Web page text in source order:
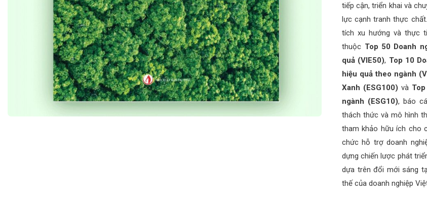
tiếp cận, triển khai và
lực cạnh tranh thực
tích xu hướng và thực
thuộc Top 50 Doanh
quả (VIE50), Top 10
hiệu quả theo ngành
Xanh (ESG100) và
ngành (ESG10), báo
thách thức và mô hình
tham khảo hữu ích cho
chức hỗ trợ doanh
dựng chiến lược phát
dựa trên đổi mới sáng
thế của doanh nghiệp